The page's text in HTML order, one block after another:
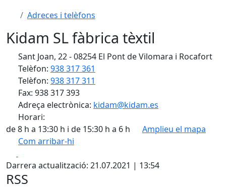
Adreces i telèfons
Kidam SL fàbrica tèxtil
Sant Joan, 22 - 08254 El Pont de Vilomara i Rocafort
Telèfon: 938 317 361
Telèfon: 938 317 311
Fax: 938 317 393
Adreça electrònica: kidam@kidam.es
Horari:
de 8 h a 13:30 h i de 15:30 h a 6 h
Amplieu el mapa
Com arribar-hi
+
−
Darrera actualització: 21.07.2021 | 13:54
RSS